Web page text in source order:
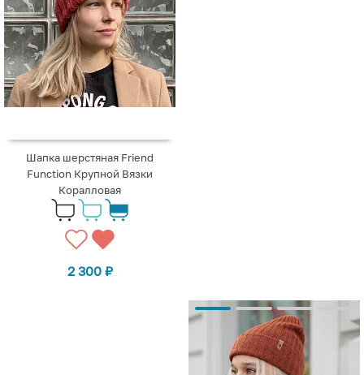
Шапка шерстяная Friend
Function Крупной Вязки
Коралловая
2 300 ₽